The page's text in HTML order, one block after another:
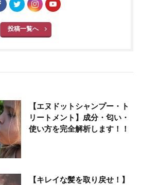
投稿一覧へ
【エヌドットシャンプー・ト
リートメント】成分・匂い・
使い方を完全解析します！！
【キレイな髪を取り戻せ！】